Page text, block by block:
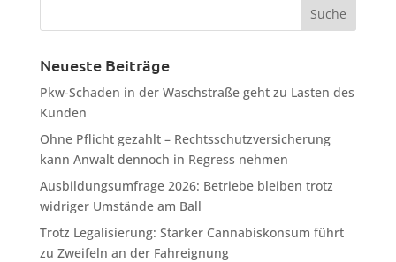
Neueste Beiträge
Pkw-Schaden in der Waschstraße geht zu Lasten des
Kunden
Ohne Pflicht gezahlt – Rechtsschutzversicherung
kann Anwalt dennoch in Regress nehmen
Ausbildungsumfrage 2026: Betriebe bleiben trotz
widriger Umstände am Ball
Trotz Legalisierung: Starker Cannabiskonsum führt
zu Zweifeln an der Fahreignung